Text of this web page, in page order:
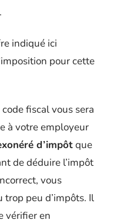
indiqué ici
pour cette
fiscal vous sera
à votre employeur
d’impôtque
de déduire l’impôt
vous
trop peu d’impôts. Il
vérifier en